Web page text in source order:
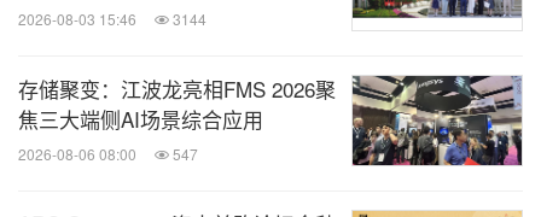
2026-08-03 15:46 3144
存储聚变：江波龙亮相FMS 2026聚
焦三大端侧AI场景综合应用
2026-08-06 08:00 547